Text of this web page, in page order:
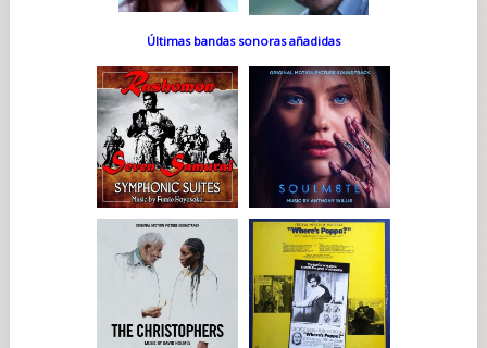
Últimas bandas sonoras añadidas